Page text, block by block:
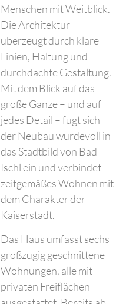
Menschen mit Weitblick.
Die Architektur
überzeugt durch klare
Linien, Haltung und
durchdachte Gestaltung.
Mit dem Blick auf das
große Ganze – und auf
jedes Detail – fügt sich
der Neubau würdevoll in
das Stadtbild von Bad
Ischl ein und verbindet
zeitgemäßes Wohnen mit
dem Charakter der
Kaiserstadt.
Das Haus umfasst sechs
großzügig geschnittene
Wohnungen, alle mit
privaten Freiflächen